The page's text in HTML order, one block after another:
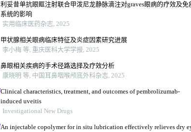
利妥昔单抗眼眶注射联合甲泼尼龙静脉滴注对graves眼病的疗效及免
系统的影响
实用临床医药杂志, 2025
甲状腺相关眼病临床特征及炎症因素研究进展
李小梅 等, 重庆医科大学学报, 2025
鼻眼相关疾病的手术径路选择及疗效分析
康晓明 等, 中国耳鼻咽喉颅底外科杂志, 2025
Clinical characteristics, treatment, and outcomes of pembrolizumab-
induced uveitis
Investigational New Drugs
An injectable copolymer for in situ lubrication effectively relieves dry